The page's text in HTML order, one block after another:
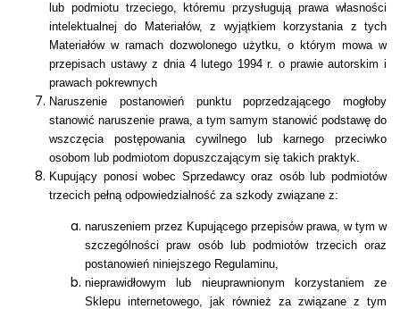
lub podmiotu trzeciego, któremu przysługują prawa własności
intelektualnej do Materiałów, z wyjątkiem korzystania z tych
Materiałów w ramach dozwolonego użytku, o którym mowa w
przepisach ustawy z dnia 4 lutego 1994 r. o prawie autorskim i
prawach pokrewnych
Naruszenie postanowień punktu poprzedzającego mogłoby
stanowić naruszenie prawa, a tym samym stanowić podstawę do
wszczęcia postępowania cywilnego lub karnego przeciwko
osobom lub podmiotom dopuszczającym się takich praktyk.
Kupujący ponosi wobec Sprzedawcy oraz osób lub podmiotów
trzecich pełną odpowiedzialność za szkody związane z:
naruszeniem przez Kupującego przepisów prawa, w tym w
szczególności praw osób lub podmiotów trzecich oraz
postanowień niniejszego Regulaminu,
nieprawidłowym lub nieuprawnionym korzystaniem ze
Sklepu internetowego, jak również za związane z tym